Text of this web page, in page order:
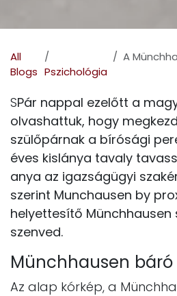
All
Blogs Pszichológia
A
SPár nappal ezelőtt a
olvashattuk, hogy
szülőpárnak a bírósági
éves kislánya tavaly
anya az igazságügyi
szerint Munchausen by
helyettesítő
szenved.
Münchhausen
Az alap kórkép, a